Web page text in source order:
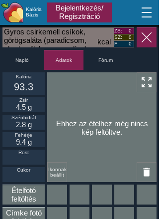
Kalória
Bázis
Bejelentkezés/
Regisztráció
MA
kcal
Gyros csirkemell csíkok,
görögsaláta (paradicsom,
uborka, lilahagyma, olíva),
Teletál
ZS:
0
SZ:
0
F:
0
Napló Adatok Fórum
Ehhez az ételhez még nincs
kép feltöltve.
Ikonnak
beállít
Kalória
93.3
Zsír
4.5 g
Szénhidrát
2.8 g
Fehérje
9.4 g
Rost
Cukor
Ételfotó
feltöltés
Címke fotó